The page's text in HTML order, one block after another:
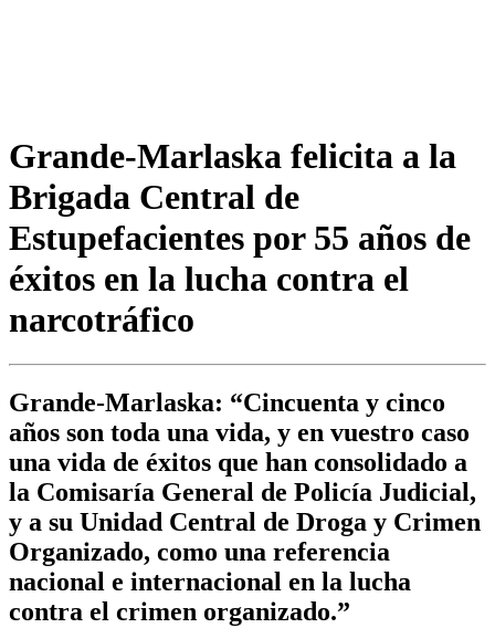
Grande-Marlaska felicita a la
Brigada Central de
Estupefacientes por 55 años de
éxitos en la lucha contra el
narcotráfico
Grande-Marlaska: “Cincuenta y cinco
años son toda una vida, y en vuestro caso
una vida de éxitos que han consolidado a
la Comisaría General de Policía Judicial,
y a su Unidad Central de Droga y Crimen
Organizado, como una referencia
nacional e internacional en la lucha
contra el crimen organizado.”